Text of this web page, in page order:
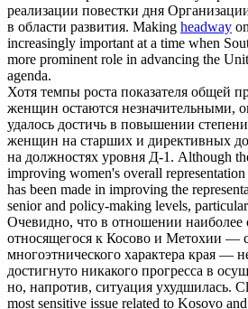
реализации повестки дня
в области развития. Making headway
increasingly important at a time when
more prominent role in advancing the
agenda.
Хотя темпы роста показателя общей
женщин остаются незначительными,
удалось достичь в повышении
женщин на старших и директивных
на должностях уровня Д-1. Although
improving women's overall representation
has been made in improving the
senior and policy-making levels,
Очевидно, что в отношении наиболее
относящегося к Косово и Метохии —
многоэтнического характера края —
достигнуто никакого прогресса в
но, напротив, ситуация ухудшилась.
most sensitive issue related to Kosovo